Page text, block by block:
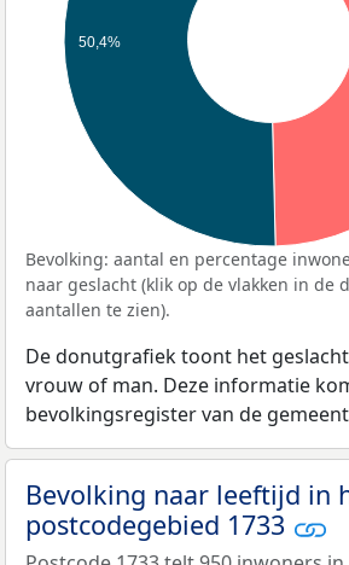
50,4%
Bevolking: aantal en percentage
naar geslacht (klik op de vlakken in de
aantallen te zien).
De donutgrafiek toont het
vrouw of man. Deze informatie
bevolkingsregister van de
Bevolking naar leeftijd in
postcodegebied 1733